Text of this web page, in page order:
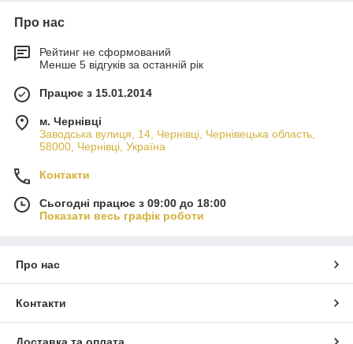
Про нас
Рейтинг не сформований
Менше 5 відгуків за останній рік
Працює з 15.01.2014
м. Чернівці
Заводська вулиця, 14, Чернівці, Чернівецька область,
58000, Чернівці, Україна
Контакти
Сьогодні працює з 09:00 до 18:00
Показати весь графік роботи
Про нас
Контакти